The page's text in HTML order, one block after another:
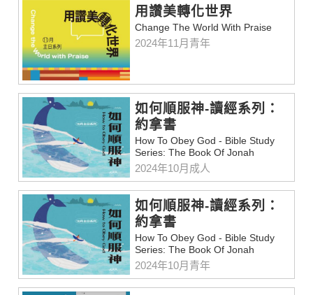
用讚美轉化世界
Change The World With Praise
2024年11月青年
如何順服神-讀經系列：
約拿書
How To Obey God - Bible Study
Series: The Book Of Jonah
2024年10月成人
如何順服神-讀經系列：
約拿書
How To Obey God - Bible Study
Series: The Book Of Jonah
2024年10月青年